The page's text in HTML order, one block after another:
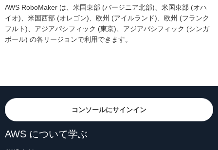
AWS RoboMaker は、米国東部 (バージニア北部)、米国東部 (オハ
イオ)、米国西部 (オレゴン)、欧州 (アイルランド)、欧州 (フランク
フルト)、アジアパシフィック (東京)、アジアパシフィック (シンガ
ポール) の各リージョンで利用できます。
コンソールにサインイン
AWS について学ぶ